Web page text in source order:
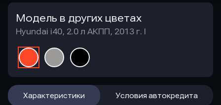
Модель в других цветах
Hyundai i40, 2.0 л АКПП, 2013 г. I
Характеристики Условия автокредита